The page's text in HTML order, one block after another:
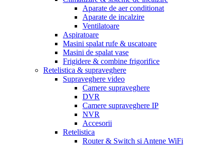
Aparate de aer conditionat
Aparate de incalzire
Ventilatoare
Aspiratoare
Masini spalat rufe & uscatoare
Masini de spalat vase
Frigidere & combine frigorifice
Retelistica & supraveghere
Supraveghere video
Camere supraveghere
DVR
Camere supraveghere IP
NVR
Accesorii
Retelistica
Router & Switch si Antene WiFi